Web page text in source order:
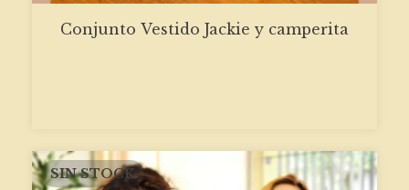
Conjunto Vestido Jackie y camperita
SIN STOCK